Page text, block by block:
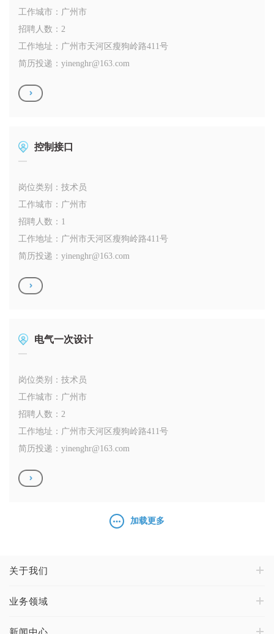
工作城市：广州市
招聘人数：2
工作地址：广州市天河区瘦狗岭路411号
简历投递： yinenghr@163.com
控制接口
岗位类别：技术员
工作城市：广州市
招聘人数：1
工作地址：广州市天河区瘦狗岭路411号
简历投递： yinenghr@163.com
电气一次设计
岗位类别：技术员
工作城市：广州市
招聘人数：2
工作地址：广州市天河区瘦狗岭路411号
简历投递： yinenghr@163.com
加载更多
关于我们
业务领域